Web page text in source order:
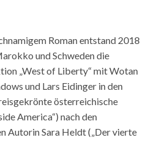
Roman entstand 2018
und Schweden die
„West of Liberty“ mit Wotan
und Lars Eidinger in den
österreichische
America“) nach den
Autorin Sara Heldt („Der vierte